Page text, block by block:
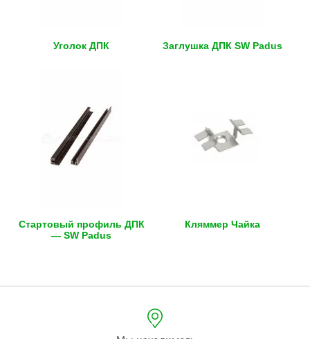
Уголок ДПК Заглушка ДПК SW Padus
Стартовый профиль ДПК
— SW Padus
Кляммер Чайка